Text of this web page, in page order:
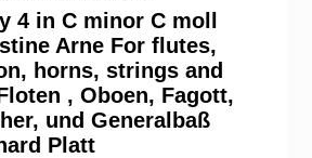
4 in C minor C moll
Arne For flutes,
horns, strings and
, Oboen, Fagott,
und Generalbaß
Platt